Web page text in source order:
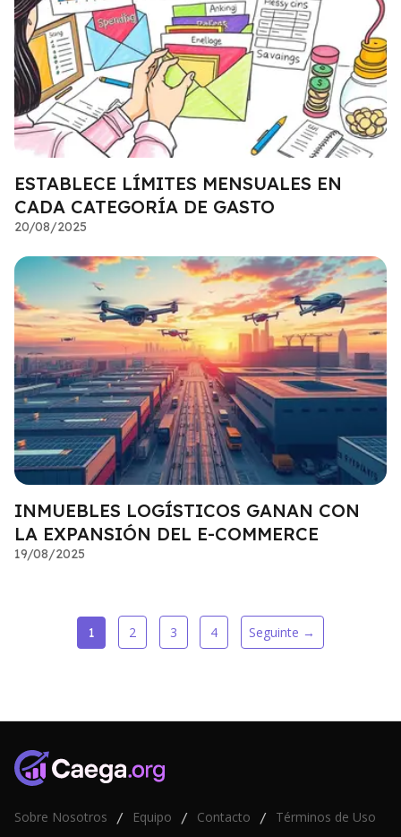
ESTABLECE LÍMITES MENSUALES EN
CADA CATEGORÍA DE GASTO
20/08/2025
INMUEBLES LOGÍSTICOS GANAN CON
LA EXPANSIÓN DEL E-COMMERCE
19/08/2025
1 2 3 4 Seguinte →
Sobre Nosotros / Equipo / Contacto / Términos de Uso